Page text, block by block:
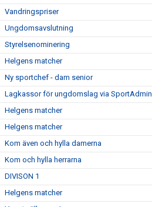
Vandringspriser
Ungdomsavslutning
Styrelsenominering
Helgens matcher
Ny sportchef - dam senior
Lagkassor för ungdomslag via SportAdmin
Helgens matcher
Helgens matcher
Kom även och hylla damerna
Kom och hylla herrarna
DIVISON 1
Helgens matcher